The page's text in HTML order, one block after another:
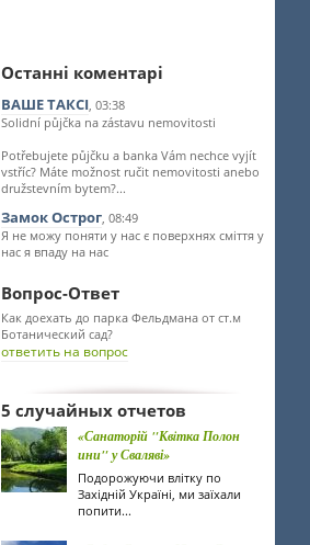
Останні коментарі
ВАШЕ ТАКСІ, 03:38
Solidní půjčka na zástavu nemovitosti
Potřebujete půjčku a banka Vám nechce vyjít
vstříc? Máte možnost ručit nemovitosti anebo
družstevním bytem?...
Замок Острог, 08:49
Я не можу поняти у нас є поверхнях сміття у
нас я впаду на нас
Вопрос-Ответ
Как доехать до парка Фельдмана от ст.м
Ботанический сад?
ответить на вопрос
5 случайных отчетов
«Санаторій "Квiтка Полон
ини" у Сваляві»
Подорожуючи влітку по
Західній Україні, ми заїхали
попити...